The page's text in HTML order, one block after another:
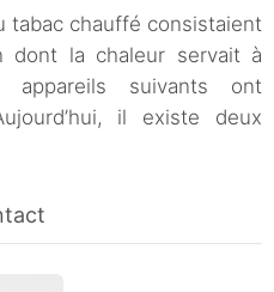
tabac chauffé consistaient
dont la chaleur servait à
suivants ont
il existe deux